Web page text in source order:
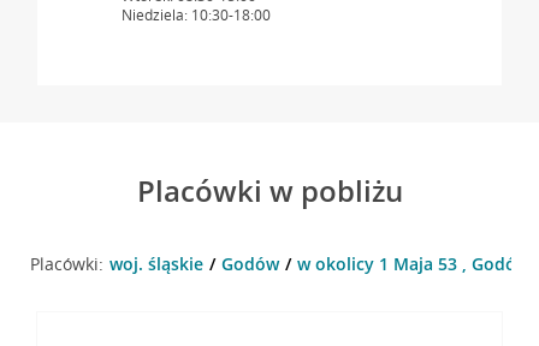
Niedziela: 10:30-18:00
Placówki w pobliżu
Placówki: woj. śląskie Godów w okolicy 1 Maja 53 , Godów